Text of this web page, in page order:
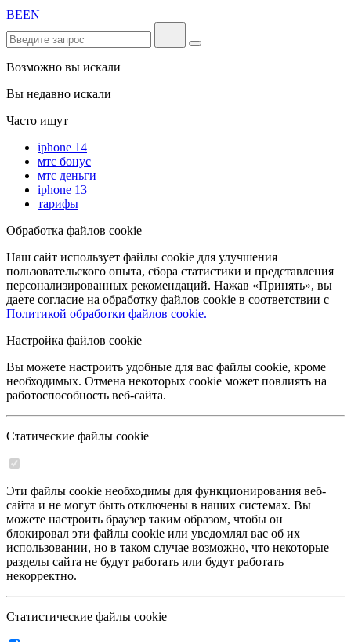
BEEN
Возможно вы искали
Вы недавно искали
Часто ищут
iphone 14
мтс бонус
мтс деньги
iphone 13
тарифы
Обработка файлов cookie
Наш сайт использует файлы cookie для улучшения
пользовательского опыта, сбора статистики и представления
персонализированных рекомендаций. Нажав «Принять», вы
даете согласие на обработку файлов cookie в соответствии с
Политикой обработки файлов cookie.
Настройка файлов cookie
Вы можете настроить удобные для вас файлы cookie, кроме
необходимых. Отмена некоторых cookie может повлиять на
работоспособность веб-сайта.
Статические файлы cookie
Эти файлы cookie необходимы для функционирования веб-
сайта и не могут быть отключены в наших системах. Вы
можете настроить браузер таким образом, чтобы он
блокировал эти файлы cookie или уведомлял вас об их
использовании, но в таком случае возможно, что некоторые
разделы сайта не будут работать или будут работать
некорректно.
Статистические файлы cookie